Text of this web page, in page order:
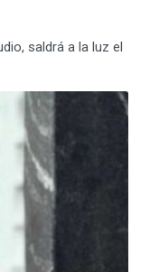
saldrá a la luz el